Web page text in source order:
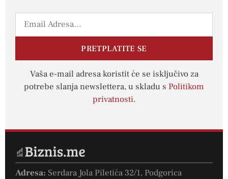
PRETPLATITE SE
Vaša e-mail adresa koristit će se isključivo za
potrebe slanja newslettera, u skladu s Politikom
privatnosti.
Adresa: Serdara Jola Piletića 32/1, Podgorica